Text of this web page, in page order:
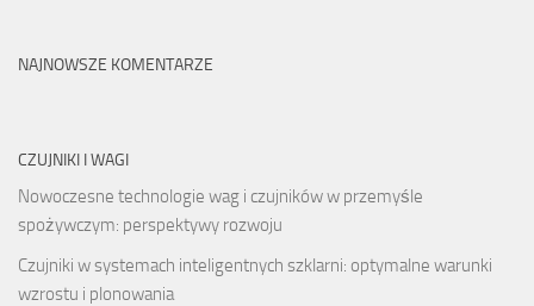
NAJNOWSZE KOMENTARZE
CZUJNIKI I WAGI
Nowoczesne technologie wag i czujników w przemyśle
spożywczym: perspektywy rozwoju
Czujniki w systemach inteligentnych szklarni: optymalne warunki
wzrostu i plonowania